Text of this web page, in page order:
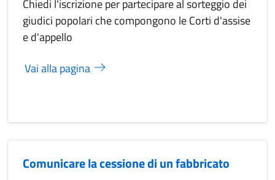
Chiedi l'iscrizione per partecipare al sorteggio dei
giudici popolari che compongono le Corti d'assise
e d'appello
Vai alla pagina
Comunicare la cessione di un fabbricato